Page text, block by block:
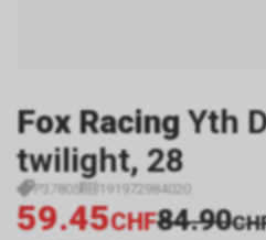
Fox Racing Yth
twilight, 28
P37805 191972984020
59.45CHF84.90